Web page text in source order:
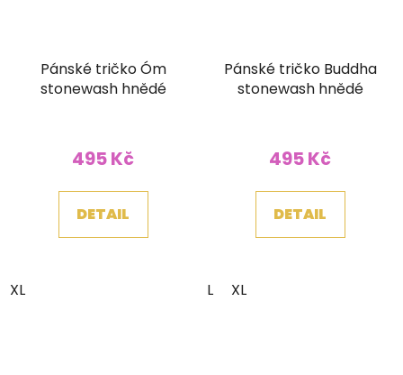
Pánské tričko Óm
stonewash hnědé
495 Kč
DETAIL
XL
Pánské tričko Buddha
stonewash hnědé
495 Kč
DETAIL
L XL